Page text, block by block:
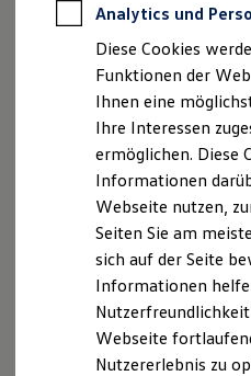
Bewerbungstipps
Eine Absage - was
Anreise zu Interview
Kontakt und Hilfe
Barrierefrei
Triff unsere Recruiter
Events
Hallo, ich bin...
...Max und komme
in Hamburg und arbeite in
norddeutscher Jung also.
Personalmanagement führte
Berlin bis nach Kalifornien.
Jahre Berufserfahrung im
Recruiting zurückblicken. Ich
meinem Longboard und bei
arbeite gern im Zug und toure
Deshalb bin ich bei
Analytics und
Diese Cookies
Funktionen der
Ihnen eine
Ihre Interessen
ermöglichen. Diese
Informationen
Webseite nutzen,
Seiten Sie am
sich auf der Seite
Informationen
Webseite
Nutzererlebnis zu